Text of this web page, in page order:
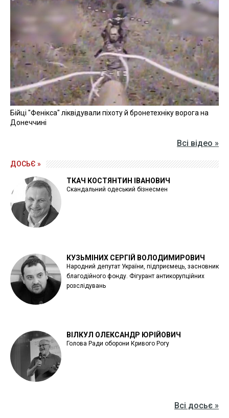
Бійці "Фенікса" ліквідували піхоту й бронетехніку ворога на
Донеччині
Всі відео »
ДОСЬЄ »
ТКАЧ КОСТЯНТИН ІВАНОВИЧ
Скандальний одеський бізнесмен
КУЗЬМІНИХ СЕРГІЙ ВОЛОДИМИРОВИЧ
Народний депутат України, підприємець, засновник
благодійного фонду. Фігурант антикорупційних
розслідувань
ВІЛКУЛ ОЛЕКСАНДР ЮРІЙОВИЧ
Голова Ради оборони Кривого Рогу
Всі досьє »